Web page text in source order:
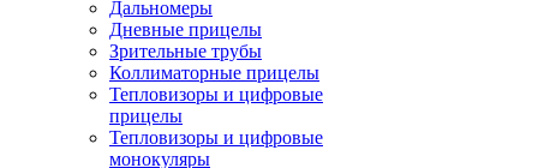
Дальномеры
Дневные прицелы
Зрительные трубы
Коллиматорные прицелы
Тепловизоры и цифровые
прицелы
Тепловизоры и цифровые
монокуляры